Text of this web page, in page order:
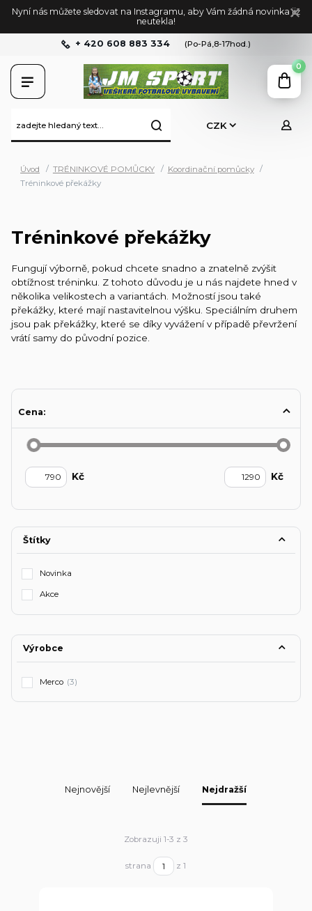
Nyní nás můžete sledovat na Instagramu, aby Vám žádná novinka již
neutekla!
CZK
+ 420 608 883 334 (Po-Pá,8-17hod.)
0
Úvod TRÉNINKOVÉ POMŮCKY
Koordinační pomůcky
Tréninkové překážky
Tréninkové překážky
Fungují výborně, pokud chcete snadno a znatelně zvýšit
obtížnost tréninku. Z tohoto důvodu je u nás najdete hned v
několika velikostech a variantách. Možností jsou také
překážky, které mají nastavitelnou výšku. Speciálním druhem
jsou pak překážky, které se díky vyvážení v případě převržení
vrátí samy do původní pozice.
Cena:
Kč Kč
Štítky
Novinka
Akce
Výrobce
Merco (3)
Nejnovější Nejlevnější Nejdražší
Zobrazuji 1-3 z 3
strana z 1